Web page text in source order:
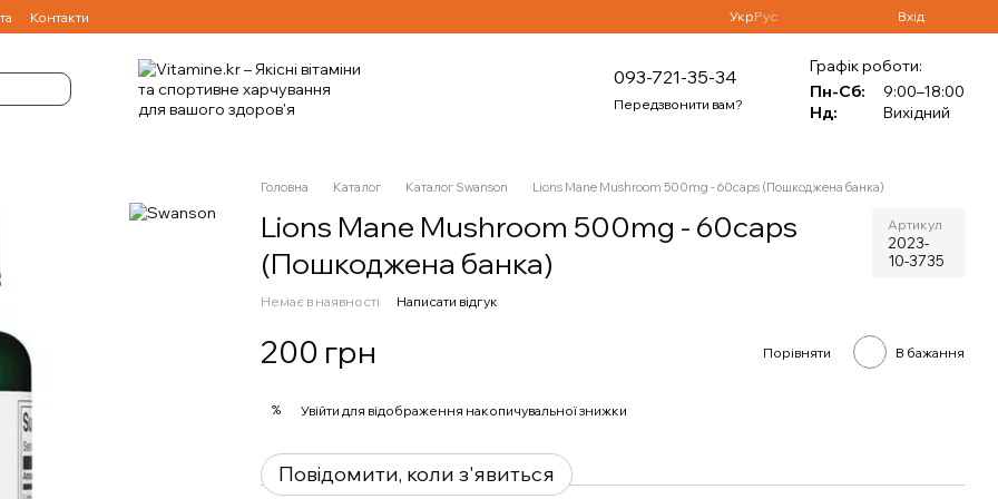
Контакти УкрРус Вхід
093-721-35-34
Передзвонити вам?
Графік роботи:
Пн-Сб:
9:00–18:00
Нд:
Вихідний
Головна Каталог Каталог Swanson Lions Mane Mushroom 500mg - 60caps (Пошкоджена банка)
Lions Mane Mushroom 500mg - 60caps
(Пошкоджена банка)
Артикул
2023-
10-3735
Немає в наявності Написати відгук
200 грн Порівняти В бажання
% Увійти для відображення накопичувальної знижки
Повідомити, коли з'явиться